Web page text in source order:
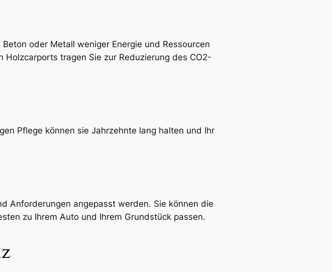
oder Metall weniger Energie und Ressourcen
tragen Sie zur Reduzierung des CO2-
Pflege können sie Jahrzehnte lang halten und Ihr
Anforderungen angepasst werden. Sie können die
zu Ihrem Auto und Ihrem Grundstück passen.